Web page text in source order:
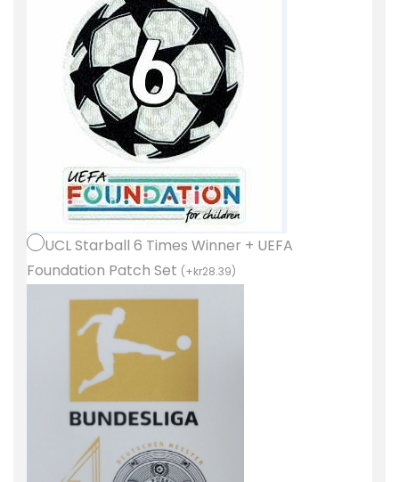
h
B
o
a
t
r
ö
j
ä
m
UCL Starball 6 Times Winner + UEFA
Foundation Patch Set (+kr28.39)